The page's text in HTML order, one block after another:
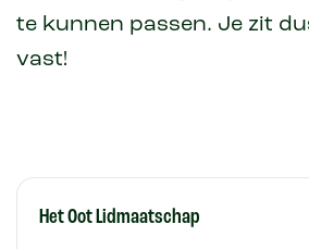
te kunnen passen. Je zit
vast!
Het Oot Lidmaatschap